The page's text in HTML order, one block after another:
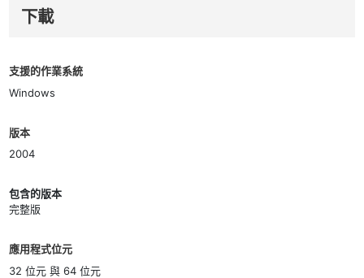
下載
支援的作業系統
Windows
版本
2004
包含的版本
完整版
應用程式位元
32 位元 與 64 位元